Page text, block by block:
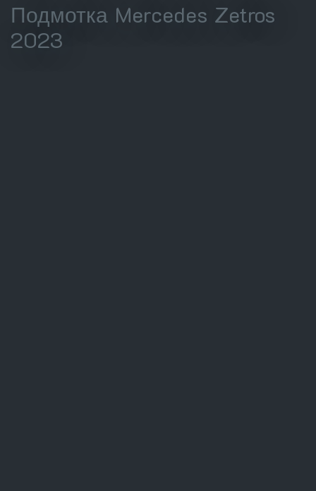
Подмотка Mercedes Zetros
2023